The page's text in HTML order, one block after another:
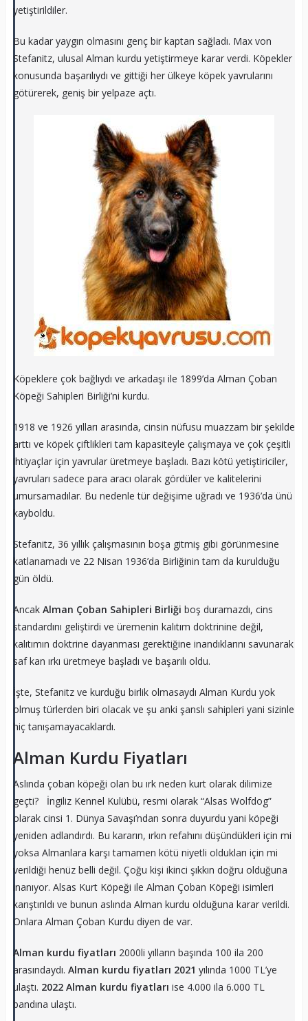
yetiştirildiler.
Bu kadar yaygın olmasını genç bir kaptan sağladı. Max von
Stefanitz, ulusal Alman kurdu yetiştirmeye karar verdi. Köpekler
konusunda başarılıydı ve gittiği her ülkeye köpek yavrularını
götürerek, geniş bir yelpaze açtı.
Köpeklere çok bağlıydı ve arkadaşı ile 1899’da Alman Çoban
Köpeği Sahipleri Birliği’ni kurdu.
1918 ve 1926 yılları arasında, cinsin nüfusu muazzam bir şekilde
arttı ve köpek çiftlikleri tam kapasiteyle çalışmaya ve çok çeşitli
ihtiyaçlar için yavrular üretmeye başladı. Bazı kötü yetiştiriciler,
yavruları sadece para aracı olarak gördüler ve kalitelerini
umursamadılar. Bu nedenle tür değişime uğradı ve 1936’da ünü
kayboldu.
Stefanitz, 36 yıllık çalışmasının boşa gitmiş gibi görünmesine
katlanamadı ve 22 Nisan 1936’da Birliğinin tam da kurulduğu
gün öldü.
Ancak Alman Çoban Sahipleri Birliği boş duramazdı, cins
standardını geliştirdi ve üremenin kalıtım doktrinine değil,
kalıtımın doktrine dayanması gerektiğine inandıklarını savunarak
saf kan ırkı üretmeye başladı ve başarılı oldu.
İşte, Stefanitz ve kurduğu birlik olmasaydı Alman Kurdu yok
olmuş türlerden biri olacak ve şu anki şanslı sahipleri yani sizinle
hiç tanışamayacaklardı.
Alman Kurdu Fiyatları
Aslında çoban köpeği olan bu ırk neden kurt olarak dilimize
geçti? İngiliz Kennel Kulübü, resmi olarak “Alsas Wolfdog”
olarak cinsi 1. Dünya Savaşı’ndan sonra duyurdu yani köpeği
yeniden adlandırdı. Bu kararın, ırkın refahını düşündükleri için mi
yoksa Almanlara karşı tamamen kötü niyetli oldukları için mi
verildiği henüz belli değil. Çoğu kişi ikinci şıkkın doğru olduğuna
inanıyor. Alsas Kurt Köpeği ile Alman Çoban Köpeği isimleri
karıştırıldı ve bunun aslında Alman kurdu olduğuna karar verildi.
Onlara Alman Çoban Kurdu diyen de var.
Alman kurdu fiyatları 2000li yılların başında 100 ila 200
arasındaydı. Alman kurdu fiyatları 2021 yılında 1000 TL’ye
ulaştı. 2022 Alman kurdu fiyatları ise 4.000 ila 6.000 TL
bandına ulaştı.